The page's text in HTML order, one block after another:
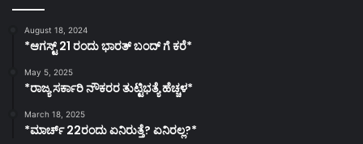
August 18, 2024
*ಆಗಸ್ಟ್ 21 ರಂದು ಭಾರತ್‌ ಬಂದ್‌ ಗೆ ಕರೆ*
May 5, 2025
*ರಾಜ್ಯ ಸರ್ಕಾರಿ ನೌಕರರ ತುಟ್ಟಿಭತ್ಯೆ ಹೆಚ್ಚಳ*
March 18, 2025
*ಮಾರ್ಚ್ 22ರಂದು ಏನಿರುತ್ತೆ? ಏನಿರಲ್ಲ?*